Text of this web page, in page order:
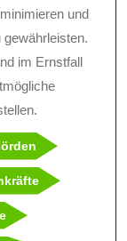
und
im Ernstfall